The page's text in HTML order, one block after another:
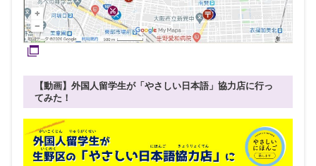
【動画】外国人留学生が「やさしい日本語」協力店に行っ
てみた！